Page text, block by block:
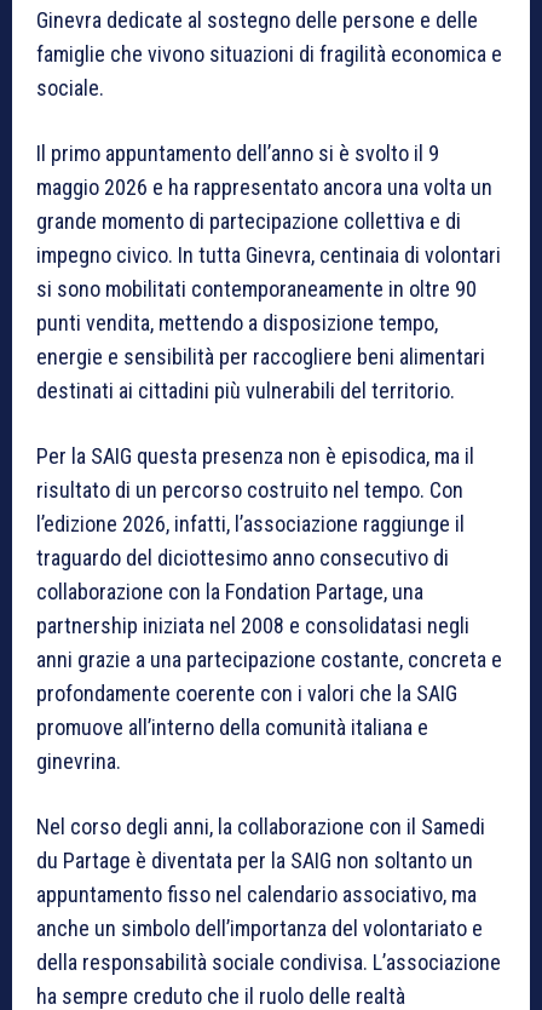
Ginevra dedicate al sostegno delle persone e delle
famiglie che vivono situazioni di fragilità economica e
sociale.
Il primo appuntamento dell’anno si è svolto il 9
maggio 2026 e ha rappresentato ancora una volta un
grande momento di partecipazione collettiva e di
impegno civico. In tutta Ginevra, centinaia di volontari
si sono mobilitati contemporaneamente in oltre 90
punti vendita, mettendo a disposizione tempo,
energie e sensibilità per raccogliere beni alimentari
destinati ai cittadini più vulnerabili del territorio.
Per la SAIG questa presenza non è episodica, ma il
risultato di un percorso costruito nel tempo. Con
l’edizione 2026, infatti, l’associazione raggiunge il
traguardo del diciottesimo anno consecutivo di
collaborazione con la Fondation Partage, una
partnership iniziata nel 2008 e consolidatasi negli
anni grazie a una partecipazione costante, concreta e
profondamente coerente con i valori che la SAIG
promuove all’interno della comunità italiana e
ginevrina.
Nel corso degli anni, la collaborazione con il Samedi
du Partage è diventata per la SAIG non soltanto un
appuntamento fisso nel calendario associativo, ma
anche un simbolo dell’importanza del volontariato e
della responsabilità sociale condivisa. L’associazione
ha sempre creduto che il ruolo delle realtà